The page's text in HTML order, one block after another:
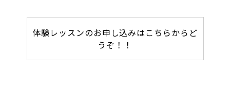
体験レッスンのお申し込みはこちらからど
うぞ！！